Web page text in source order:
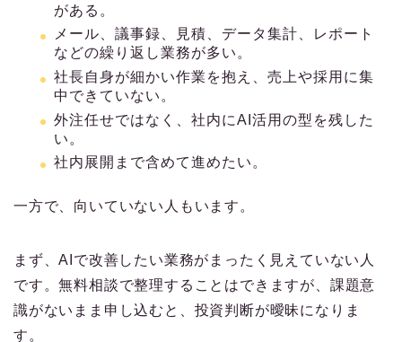
がある。
メール、議事録、見積、データ集計、レポート
などの繰り返し業務が多い。
社長自身が細かい作業を抱え、売上や採用に集
中できていない。
外注任せではなく、社内にAI活用の型を残した
い。
社内展開まで含めて進めたい。
一方で、向いていない人もいます。
まず、AIで改善したい業務がまったく見えていない人
です。無料相談で整理することはできますが、課題意
識がないまま申し込むと、投資判断が曖昧になりま
す。